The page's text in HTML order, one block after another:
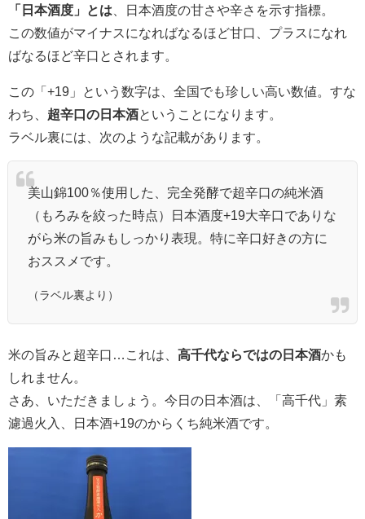
「日本酒度」とは 、日本酒度の甘さや辛さを示す指標。
この数値がマイナスになればなるほど甘口、プラスになれ
ばなるほど辛口とされます。
この「+19」という数字は、全国でも珍しい高い数値。すな
わち、 超辛口の日本酒ということになります。
ラベル裏には、次のような記載があります。
美山錦100％使用した、完全発酵で超辛口の純米酒
（もろみを絞った時点）日本酒度+19大辛口でありな
がら米の旨みもしっかり表現。特に辛口好きの方に
おススメです。
（ラベル裏より）
米の旨みと超辛口…これは、 高千代ならではの日本酒かも
しれません。
さあ、いただきましょう。今日の日本酒は、「高千代」素
濾過火入、日本酒+19のからくち純米酒です。